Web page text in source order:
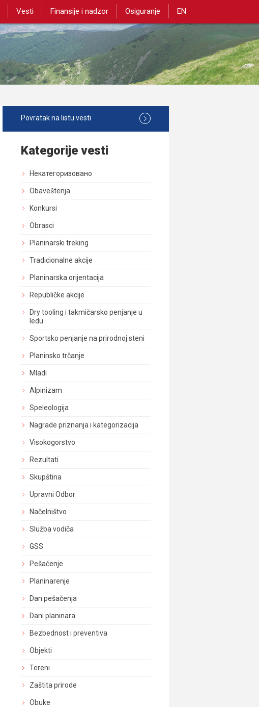
Vesti Finansije i nadzor Osiguranje EN
Povratak na listu vesti
Kategorije vesti
Некатегоризовано
Obaveštenja
Konkursi
Obrasci
Planinarski treking
Tradicionalne akcije
Planinarska orijentacija
Republičke akcije
Dry tooling i takmičarsko penjanje u
ledu
Sportsko penjanje na prirodnoj steni
Planinsko trčanje
Mladi
Alpinizam
Speleologija
Nagrade priznanja i kategorizacija
Visokogorstvo
Rezultati
Skupština
Upravni Odbor
Načelništvo
Služba vodiča
GSS
Pešačenje
Planinarenje
Dan pešačenja
Dani planinara
Bezbednost i preventiva
Objekti
Tereni
Zaštita prirode
Obuke